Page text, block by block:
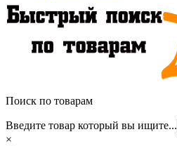
Поиск по товарам
Введите товар который вы ищите...
×